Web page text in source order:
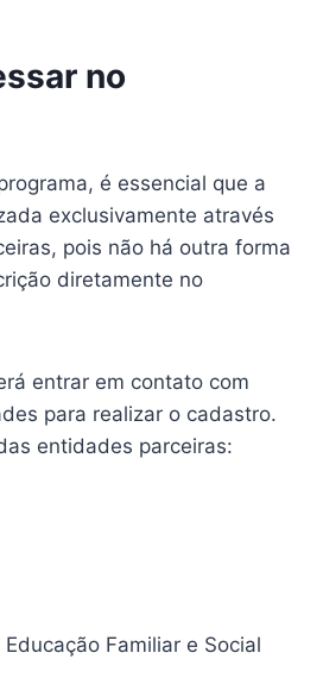
no
é essencial que a
exclusivamente através
pois não há outra forma
diretamente no
entrar em contato com
para realizar o cadastro.
entidades parceiras:
Familiar e Social